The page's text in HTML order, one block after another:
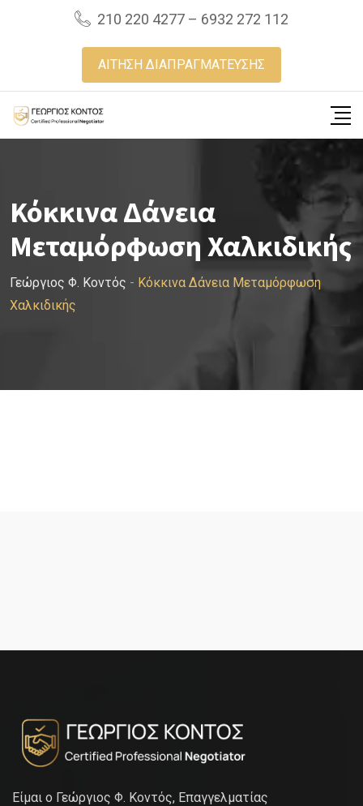
210 220 4277 – 6932 272 112
ΑΙΤΗΣΗ ΔΙΑΠΡΑΓΜΑΤΕΥΣΗΣ
Κόκκινα Δάνεια
Μεταμόρφωση Χαλκιδικής
Γεώργιος Φ. Κοντός - Κόκκινα Δάνεια Μεταμόρφωση
Χαλκιδικής
Είμαι ο Γεώργιος Φ. Κοντός, Επαγγελματίας